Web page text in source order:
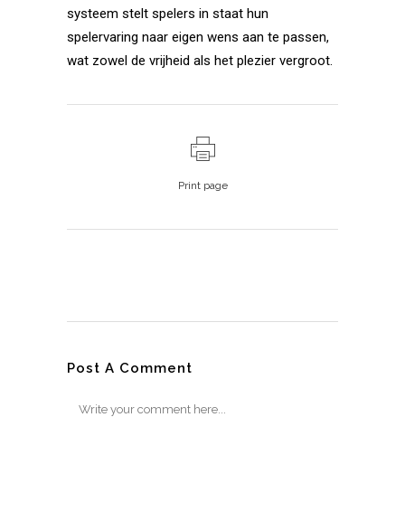
systeem stelt spelers in staat hun
spelervaring naar eigen wens aan te passen,
wat zowel de vrijheid als het plezier vergroot.
Print page
Post A Comment